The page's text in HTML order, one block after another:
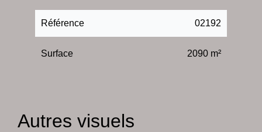
Référence 02192
Surface 2090 m²
Autres visuels